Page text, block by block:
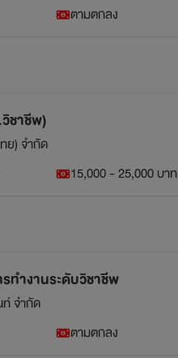
ตามตกลง
ชาชีพ)
ย) จำกัด
15,000 - 25,000 บาท
ทำงานระดับวิชาชีพ
ท์ จำกัด
ตามตกลง